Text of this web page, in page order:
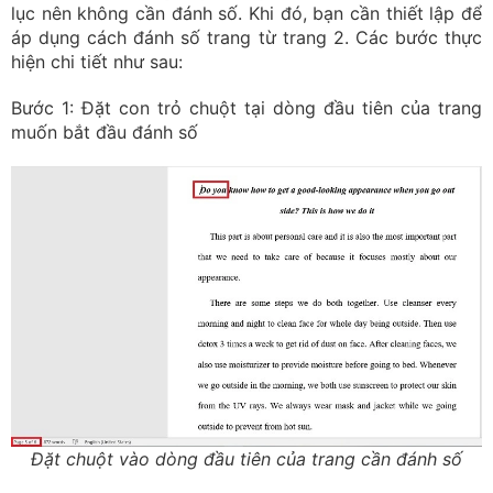
lục nên không cần đánh số. Khi đó, bạn cần thiết lập để
áp dụng cách đánh số trang từ trang 2. Các bước thực
hiện chi tiết như sau:
Bước 1: Đặt con trỏ chuột tại dòng đầu tiên của trang
muốn bắt đầu đánh số
Đặt chuột vào dòng đầu tiên của trang cần đánh số